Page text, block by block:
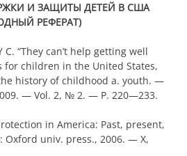
И ЗАЩИТЫ ДЕТЕЙ В США
РЕФЕРАТ)
C. “They can’t help getting well
for children in the United States,
history of childhood a. youth. —
— Vol. 2, № 2. — P. 220—233.
in America: Past, present,
univ. press., 2006. — X,